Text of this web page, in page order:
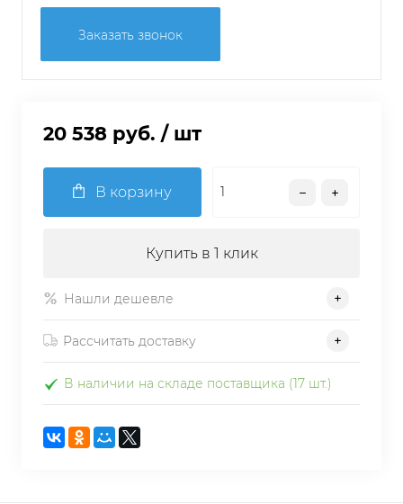
Заказать звонок
20 538 руб. / шт
В корзину
Купить в 1 клик
Нашли дешевле
Рассчитать доставку
В наличии на складе поставщика (17 шт.)